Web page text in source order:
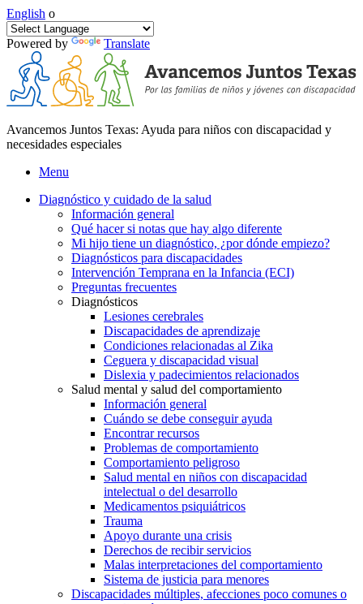
English o
Powered by Translate
Avancemos Juntos Texas: Ayuda para niños con discapacidad y
necesidades especiales
Menu
Diagnóstico y cuidado de la salud
Información general
Qué hacer si notas que hay algo diferente
Mi hijo tiene un diagnóstico, ¿por dónde empiezo?
Diagnósticos para discapacidades
Intervención Temprana en la Infancia (ECI)
Preguntas frecuentes
Diagnósticos
Lesiones cerebrales
Discapacidades de aprendizaje
Condiciones relacionadas al Zika
Ceguera y discapacidad visual
Dislexia y padecimientos relacionados
Salud mental y salud del comportamiento
Información general
Cuándo se debe conseguir ayuda
Encontrar recursos
Problemas de comportamiento
Comportamiento peligroso
Salud mental en niños con discapacidad
intelectual o del desarrollo
Medicamentos psiquiátricos
Trauma
Apoyo durante una crisis
Derechos de recibir servicios
Malas interpretaciones del comportamiento
Sistema de justicia para menores
Discapacidades múltiples, afecciones poco comunes o